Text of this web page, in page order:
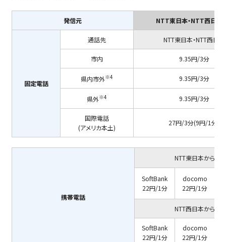
発信元 NTT東日本・NTT西日本
固定電話
通話先 NTT東日本・NTT西日本
市内 9.35円/3分
県内市外※4 9.35円/3分
県外※4 9.35円/3分
国際電話
(アメリカ本土)
27円/3分(9円/1分)
携帯電話
NTT東日本から
SoftBank
22円/1分
docomo
22円/1分
NTT西日本から
SoftBank
22円/1分
docomo
22円/1分